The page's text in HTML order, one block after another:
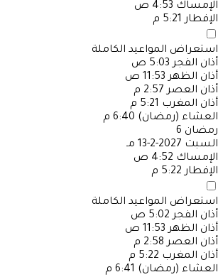
الإمساك 4:53 ص
الإفطار 5:21 م
استعراض المواعيد الكاملة
أذان الفجر 5:03 ص
أذان الظهر 11:53 ص
أذان العصر 2:57 م
أذان المغرب 5:21 م
العشاء (رمضان) 6:40 م
رمضان 6
السبت 2027-2-13 مـ
الإمساك 4:52 ص
الإفطار 5:22 م
استعراض المواعيد الكاملة
أذان الفجر 5:02 ص
أذان الظهر 11:53 ص
أذان العصر 2:58 م
أذان المغرب 5:22 م
العشاء (رمضان) 6:41 م